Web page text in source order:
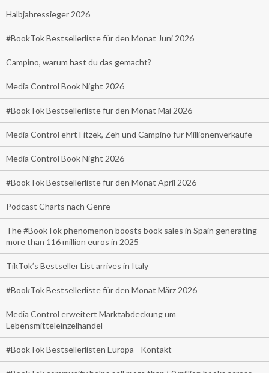
Halbjahressieger 2026
#BookTok Bestsellerliste für den Monat Juni 2026
Campino, warum hast du das gemacht?
Media Control Book Night 2026
#BookTok Bestsellerliste für den Monat Mai 2026
Media Control ehrt Fitzek, Zeh und Campino für Millionenverkäufe
Media Control Book Night 2026
#BookTok Bestsellerliste für den Monat April 2026
Podcast Charts nach Genre
The #BookTok phenomenon boosts book sales in Spain generating
more than 116 million euros in 2025
TikTok’s Bestseller List arrives in Italy
#BookTok Bestsellerliste für den Monat März 2026
Media Control erweitert Marktabdeckung um
Lebensmitteleinzelhandel
#BookTok Bestsellerlisten Europa - Kontakt